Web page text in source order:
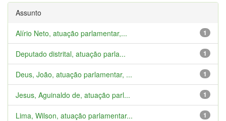
Assunto
1
Alírio Neto, atuação parlamentar,...
1
Deputado distrital, atuação parla...
1
Deus, João, atuação parlamentar, ...
1
Jesus, Aguinaldo de, atuação parl...
1
Lima, Wilson, atuação parlamentar...